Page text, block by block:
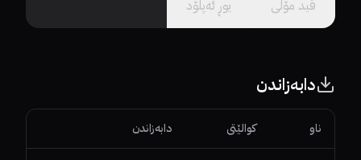
ڤید مۆڵى یوڕ ئەپڵۆد
دابەزاندن
ناو کوالێتی دابەزاندن